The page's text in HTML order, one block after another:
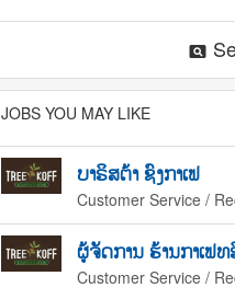
pageview
JOBS YOU MAY LIKE
ບາຣິສຕ້າ ຊົງກາເຟ
Customer Service /
ຜູ້ຈັດການ ຮ້ານກາເຟ
Customer Service /